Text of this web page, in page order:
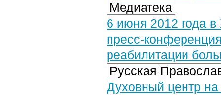
Медиатека
6 июня 2012 года
пресс-
реабилитации
Русская
Духовный центр